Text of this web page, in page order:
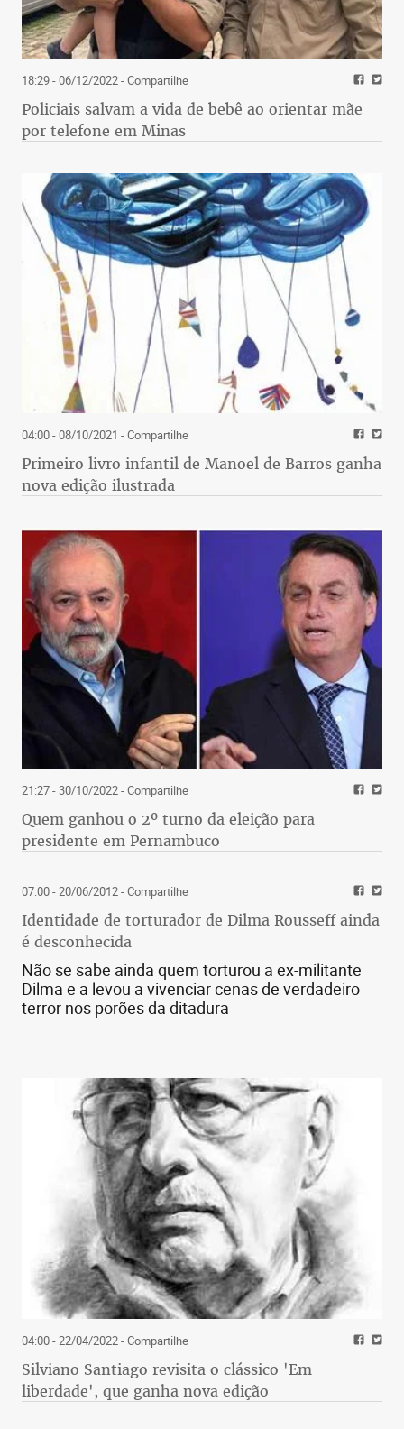
18:29 - 06/12/2022- Compartilhe
Policiais salvam a vida de bebê ao orientar mãe
por telefone em Minas
04:00 - 08/10/2021 - Compartilhe
Primeiro livro infantil de Manoel de Barros ganha
nova edição ilustrada
21:27 - 30/10/2022- Compartilhe
Quem ganhou o 2º turno da eleição para
presidente em Pernambuco
07:00 - 20/06/2012- Compartilhe
Identidade de torturador de Dilma Rousseff ainda
é desconhecida
Não se sabe ainda quem torturou a ex-militante
Dilma e a levou a vivenciar cenas de verdadeiro
terror nos porões da ditadura
04:00 - 22/04/2022- Compartilhe
Silviano Santiago revisita o clássico 'Em
liberdade', que ganha nova edição